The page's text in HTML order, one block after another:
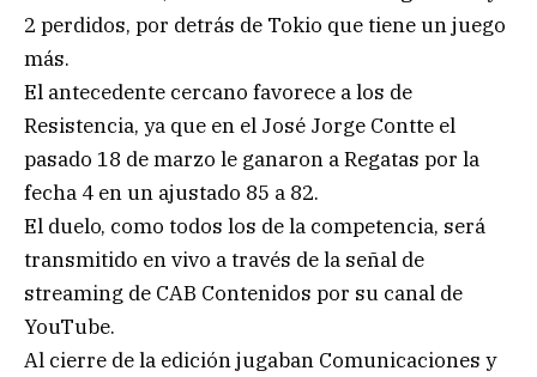
2 perdidos, por detrás de Tokio que tiene un juego
más.
El antecedente cercano favorece a los de
Resistencia, ya que en el José Jorge Contte el
pasado 18 de marzo le ganaron a Regatas por la
fecha 4 en un ajustado 85 a 82.
El duelo, como todos los de la competencia, será
transmitido en vivo a través de la señal de
streaming de CAB Contenidos por su canal de
YouTube.
Al cierre de la edición jugaban Comunicaciones y